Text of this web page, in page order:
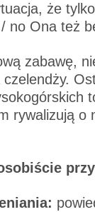
że
no Ona też
zabawę,
rywalizują o